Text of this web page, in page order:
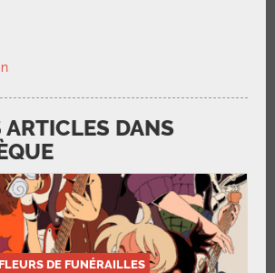
ARTICLES DANS
FLEURS DE FUNÉRAILLES